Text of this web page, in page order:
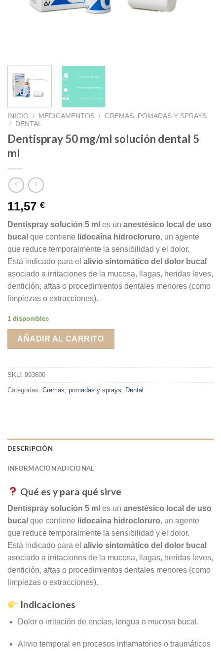
INICIO / MEDICAMENTOS / CREMAS, POMADAS Y SPRAYS
/
DENTAL
Dentispray 50 mg/ml solución dental 5
ml
11,57 €
Dentispray solución 5 ml es un anestésico local de uso
bucal que contiene lidocaína hidrocloruro, un agente
que reduce temporalmente la sensibilidad y el dolor.
Está indicado para el alivio sintomático del dolor bucal
asociado a irritaciones de la mucosa, llagas, heridas leves,
dentición, aftas o procedimientos dentales menores (como
limpiezas o extracciones).
1 disponibles
AÑADIR AL CARRITO
SKU: 993600
Categorías: Cremas, pomadas y sprays Dental
DESCRIPCIÓN
INFORMACIÓN ADICIONAL
Qué es y para qué sirve
Dentispray solución 5 ml es un anestésico local de uso
bucal que contiene lidocaína hidrocloruro, un agente
que reduce temporalmente la sensibilidad y el dolor.
Está indicado para el alivio sintomático del dolor bucal
asociado a irritaciones de la mucosa, llagas, heridas leves,
dentición, aftas o procedimientos dentales menores (como
limpiezas o extracciones).
Indicaciones
Dolor o irritación de encías, lengua o mucosa bucal.
Alivio temporal en procesos inflamatorios o traumáticos